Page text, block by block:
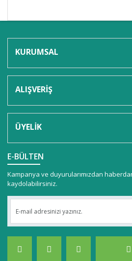
KURUMSAL
ALIŞVERİŞ
ÜYELİK
E-BÜLTEN
Kampanya ve duyurularımızdan
kaydolabilirsiniz.